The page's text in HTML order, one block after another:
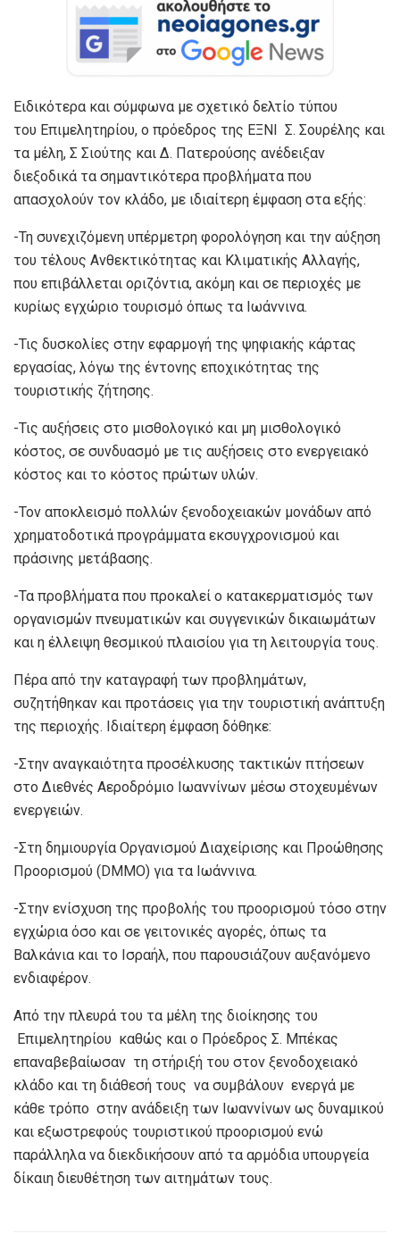
Ειδικότερα και σύμφωνα με σχετικό δελτίο τύπου
του Επιμελητηρίου, ο πρόεδρος της ΕΞΝΙ Σ. Σουρέλης και
τα μέλη, Σ Σιούτης και Δ. Πατερούσης ανέδειξαν
διεξοδικά τα σημαντικότερα προβλήματα που
απασχολούν τον κλάδο, με ιδιαίτερη έμφαση στα εξής:
-Τη συνεχιζόμενη υπέρμετρη φορολόγηση και την αύξηση
του τέλους Ανθεκτικότητας και Κλιματικής Αλλαγής,
που επιβάλλεται οριζόντια, ακόμη και σε περιοχές με
κυρίως εγχώριο τουρισμό όπως τα Ιωάννινα.
-Τις δυσκολίες στην εφαρμογή της ψηφιακής κάρτας
εργασίας, λόγω της έντονης εποχικότητας της
τουριστικής ζήτησης.
-Τις αυξήσεις στο μισθολογικό και μη μισθολογικό
κόστος, σε συνδυασμό με τις αυξήσεις στο ενεργειακό
κόστος και το κόστος πρώτων υλών.
-Τον αποκλεισμό πολλών ξενοδοχειακών μονάδων από
χρηματοδοτικά προγράμματα εκσυγχρονισμού και
πράσινης μετάβασης.
-Τα προβλήματα που προκαλεί ο κατακερματισμός των
οργανισμών πνευματικών και συγγενικών δικαιωμάτων
και η έλλειψη θεσμικού πλαισίου για τη λειτουργία τους.
Πέρα από την καταγραφή των προβλημάτων,
συζητήθηκαν και προτάσεις για την τουριστική ανάπτυξη
της περιοχής. Ιδιαίτερη έμφαση δόθηκε:
-Στην αναγκαιότητα προσέλκυσης τακτικών πτήσεων
στο Διεθνές Αεροδρόμιο Ιωαννίνων μέσω στοχευμένων
ενεργειών.
-Στη δημιουργία Οργανισμού Διαχείρισης και Προώθησης
Προορισμού (DMMO) για τα Ιωάννινα.
-Στην ενίσχυση της προβολής του προορισμού τόσο στην
εγχώρια όσο και σε γειτονικές αγορές, όπως τα
Βαλκάνια και το Ισραήλ, που παρουσιάζουν αυξανόμενο
ενδιαφέρον.
Από την πλευρά του τα μέλη της διοίκησης του
Επιμελητηρίου καθώς και ο Πρόεδρος Σ. Μπέκας
επαναβεβαίωσαν τη στήριξή του στον ξενοδοχειακό
κλάδο και τη διάθεσή τους να συμβάλουν ενεργά με
κάθε τρόπο στην ανάδειξη των Ιωαννίνων ως δυναμικού
και εξωστρεφούς τουριστικού προορισμού ενώ
παράλληλα να διεκδικήσουν από τα αρμόδια υπουργεία
δίκαιη διευθέτηση των αιτημάτων τους.